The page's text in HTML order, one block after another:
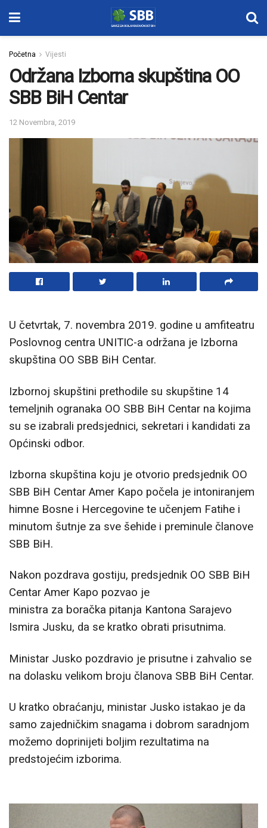
Početna Vijesti
Održana Izborna skupština OO
SBB BiH Centar
12 Novembra, 2019
U četvrtak, 7. novembra 2019. godine u amfiteatru
Poslovnog centra UNITIC-a održana je Izborna
skupština OO SBB BiH Centar.
Izbornoj skupštini prethodile su skupštine 14
temeljnih ogranaka OO SBB BiH Centar na kojima
su se izabrali predsjednici, sekretari i kandidati za
Općinski odbor.
Izborna skupština koju je otvorio predsjednik OO
SBB BiH Centar Amer Kapo počela je intoniranjem
himne Bosne i Hercegovine te učenjem Fatihe i
minutom šutnje za sve šehide i preminule članove
SBB BiH.
Nakon pozdrava gostiju, predsjednik OO SBB BiH
Centar Amer Kapo pozvao je
ministra za boračka pitanja Kantona Sarajevo
Ismira Jusku, da se kratko obrati prisutnima.
Ministar Jusko pozdravio je prisutne i zahvalio se
na dolasku velikom broju članova SBB BiH Centar.
U kratko obraćanju, ministar Jusko istakao je da
samo zajedničkim snagama i dobrom saradnjom
možemo doprinijeti boljim rezultatima na
predstojećim izborima.